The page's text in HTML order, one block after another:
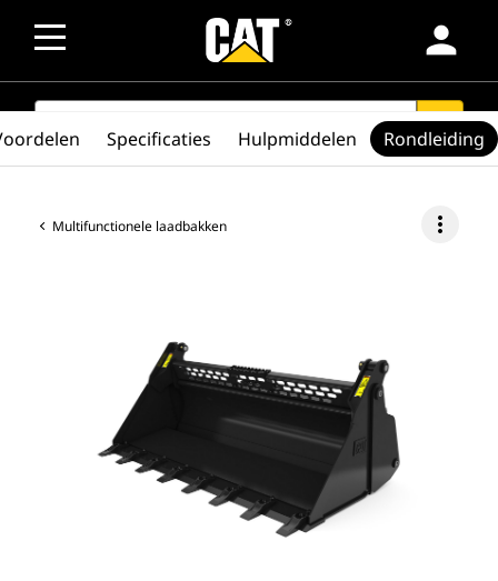
person
SEARCH search
Multifunctionele laadbakken more_vert
Specificaties Hulpmiddelen Rondleiding